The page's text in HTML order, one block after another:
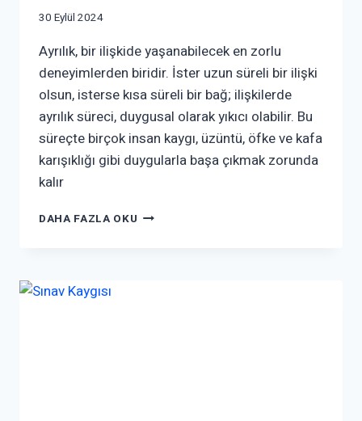
30 Eylül 2024
Ayrılık, bir ilişkide yaşanabilecek en zorlu
deneyimlerden biridir. İster uzun süreli bir ilişki
olsun, isterse kısa süreli bir bağ; ilişkilerde
ayrılık süreci, duygusal olarak yıkıcı olabilir. Bu
süreçte birçok insan kaygı, üzüntü, öfke ve kafa
karışıklığı gibi duygularla başa çıkmak zorunda
kalır
DAHA FAZLA OKU